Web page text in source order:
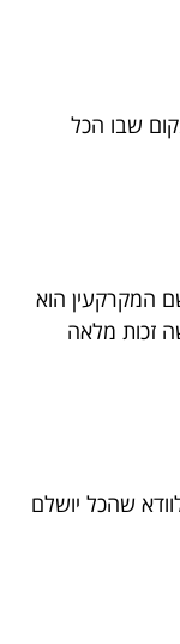
שבו הכל
המקרקעין הוא
זכות מלאה
שהכל יושלם